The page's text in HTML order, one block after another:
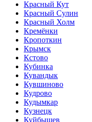
Красный Кут
Красный Сулин
Красный Холм
Кремёнки
Кропоткин
Крымск
Кстово
Кубинка
Кувандык
Кувшиново
Кудрово
Кудымкар
Кузнецк
Куйбышев